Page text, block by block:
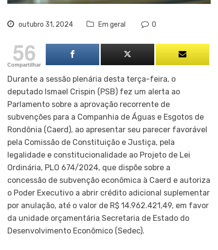
outubro 31, 2024 Em geral 0
56
Compartilhar
Durante a sessão plenária desta terça-feira, o
deputado Ismael Crispin (PSB) fez um alerta ao
Parlamento sobre a aprovação recorrente de
subvenções para a Companhia de Águas e Esgotos de
Rondônia (Caerd), ao apresentar seu parecer favorável
pela Comissão de Constituição e Justiça, pela
legalidade e constitucionalidade ao Projeto de Lei
Ordinária, PLO 674/2024, que dispõe sobre a
concessão de subvenção econômica à Caerd e autoriza
o Poder Executivo a abrir crédito adicional suplementar
por anulação, até o valor de R$ 14.962.421,49, em favor
da unidade orçamentária Secretaria de Estado do
Desenvolvimento Econômico (Sedec).